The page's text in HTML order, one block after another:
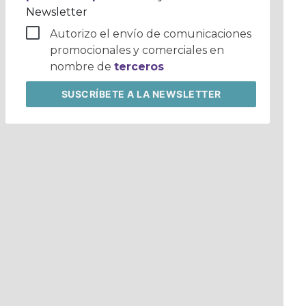
Newsletter
Autorizo el envío de comunicaciones
promocionales y comerciales en
nombre deterceros
SUSCRÍBETE A LA NEWSLETTER